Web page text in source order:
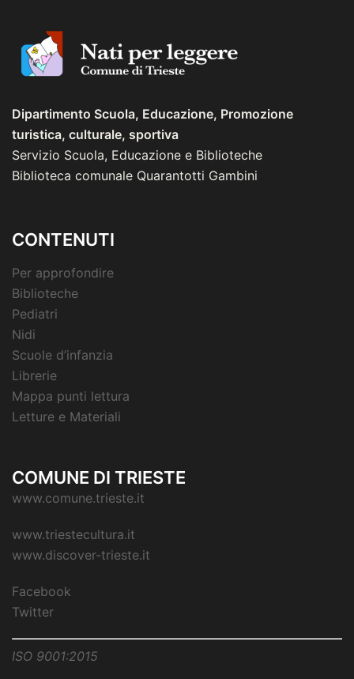
Dipartimento Scuola, Educazione, Promozione
turistica, culturale, sportiva
Servizio Scuola, Educazione e Biblioteche
Biblioteca comunale Quarantotti Gambini
CONTENUTI
Per approfondire
Biblioteche
Pediatri
Nidi
Scuole d’infanzia
Librerie
Mappa punti lettura
Letture e Materiali
COMUNE DI TRIESTE
www.comune.trieste.it
www.triestecultura.it
www.discover-trieste.it
Facebook
Twitter
ISO 9001:2015